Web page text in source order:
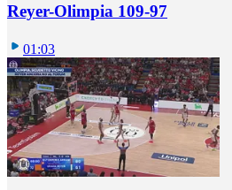
Reyer-Olimpia 109-97
01:03